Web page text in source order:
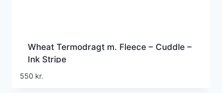
Wheat Termodragt m. Fleece – Cuddle –
Ink Stripe
550 kr.